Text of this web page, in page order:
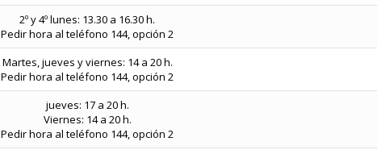
2º y 4º lunes: 13.30 a 16.30 h.
Pedir hora al teléfono 144, opción 2
Martes, jueves y viernes: 14 a 20 h.
Pedir hora al teléfono 144, opción 2
jueves: 17 a 20 h.
Viernes: 14 a 20 h.
Pedir hora al teléfono 144, opción 2